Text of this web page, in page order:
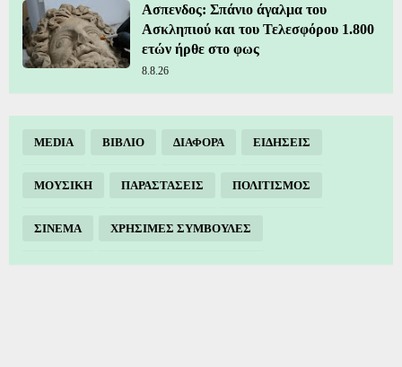
Ασπενδος: Σπάνιο άγαλμα του
Ασκληπιού και του Τελεσφόρου 1.800
ετών ήρθε στο φως
8.8.26
MEDIA ΒΙΒΛΙΟ ΔΙΑΦΟΡΑ ΕΙΔΗΣΕΙΣ
ΜΟΥΣΙΚΗ ΠΑΡΑΣΤΑΣΕΙΣ ΠΟΛΙΤΙΣΜΟΣ
ΣΙΝΕΜΑ ΧΡΗΣΙΜΕΣ ΣΥΜΒΟΥΛΕΣ